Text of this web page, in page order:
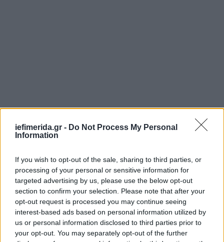
iefimerida.gr - Do Not Process My Personal
Information
If you wish to opt-out of the sale, sharing to third parties, or
processing of your personal or sensitive information for
targeted advertising by us, please use the below opt-out
section to confirm your selection. Please note that after your
opt-out request is processed you may continue seeing
interest-based ads based on personal information utilized by
us or personal information disclosed to third parties prior to
your opt-out. You may separately opt-out of the further